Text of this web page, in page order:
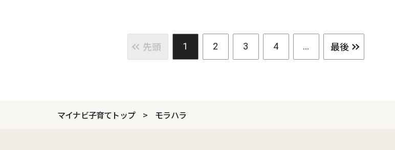
先頭 1 2 3 4 ... 最後
マイナビ子育てトップ モラハラ